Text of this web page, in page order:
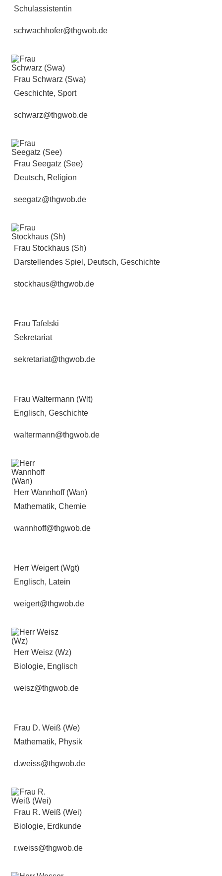
Schulassistentin
schwachhofer@thgwob.de
Frau Schwarz (Swa)
Geschichte, Sport
schwarz@thgwob.de
Frau Seegatz (See)
Deutsch, Religion
seegatz@thgwob.de
Frau Stockhaus (Sh)
Darstellendes Spiel, Deutsch, Geschichte
stockhaus@thgwob.de
Frau Tafelski
Sekretariat
sekretariat@thgwob.de
Frau Waltermann (Wlt)
Englisch, Geschichte
waltermann@thgwob.de
Herr Wannhoff (Wan)
Mathematik, Chemie
wannhoff@thgwob.de
Herr Weigert (Wgt)
Englisch, Latein
weigert@thgwob.de
Herr Weisz (Wz)
Biologie, Englisch
weisz@thgwob.de
Frau D. Weiß (We)
Mathematik, Physik
d.weiss@thgwob.de
Frau R. Weiß (Wei)
Biologie, Erdkunde
r.weiss@thgwob.de